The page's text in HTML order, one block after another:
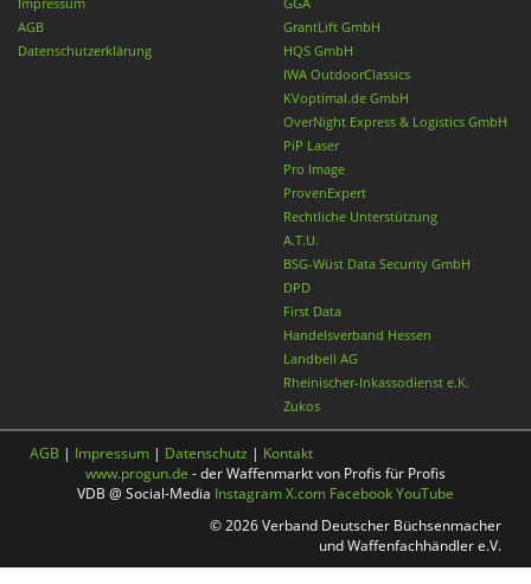
AGB
Datenschutzerklärung
GrantLift GmbH
HQS GmbH
IWA OutdoorClassics
KVoptimal.de GmbH
OverNight Express & Logistics GmbH
PiP Laser
Pro Image
ProvenExpert
Rechtliche Unterstützung
A.T.U.
BSG-Wüst Data Security GmbH
DPD
First Data
Handelsverband Hessen
Landbell AG
Rheinischer-Inkassodienst e.K.
Zukos
AGB | Impressum | Datenschutz | Kontakt
www.progun.de - der Waffenmarkt von Profis für Profis
VDB @ Social-Media InstagramX.com FacebookYouTube
© 2026 Verband Deutscher Büchsenmacher
und Waffenfachhändler e.V.